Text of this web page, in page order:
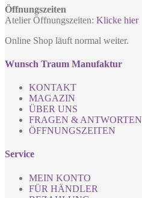
Öffnungszeiten
Atelier Öffnungszeiten: Klicke hier
Online Shop läuft normal weiter.
Wunsch Traum Manufaktur
KONTAKT
MAGAZIN
ÜBER UNS
FRAGEN & ANTWORTEN
ÖFFNUNGSZEITEN
Service
MEIN KONTO
FÜR HÄNDLER